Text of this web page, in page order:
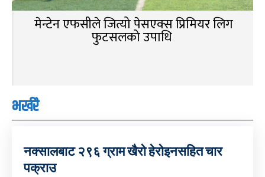
मेन्टेन एफसीले जित्यो पेसएक्स प्रिमियर लिग
फुटसलको उपाधि
भर्खरै
नक्सालबाट २९६ ग्राम खैरो हेरोइनसहित चार
पक्राउ